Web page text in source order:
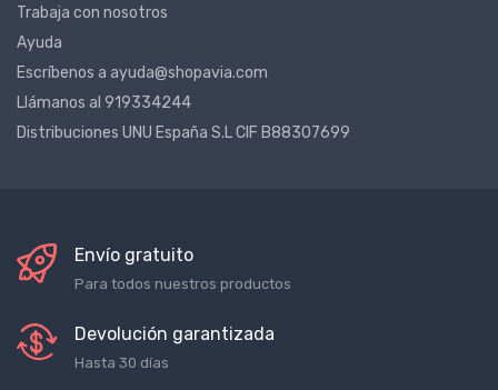
Trabaja con nosotros
Ayuda
Escríbenos a ayuda@shopavia.com
Llámanos al 919334244
Distribuciones UNU España S.L CIF B88307699
Envío gratuito
Para todos nuestros productos
Devolución garantizada
Hasta 30 días